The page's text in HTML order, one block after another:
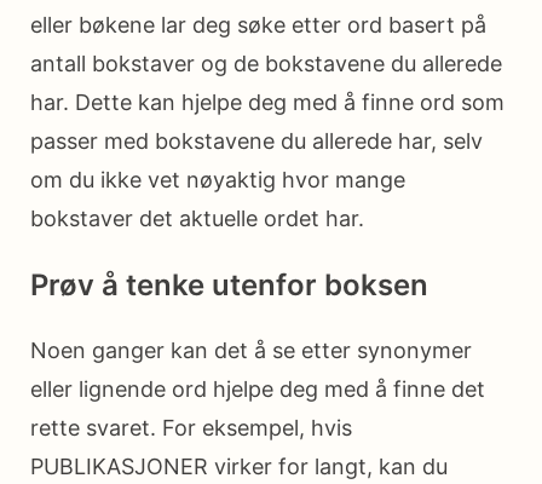
eller bøkene lar deg søke etter ord basert på
antall bokstaver og de bokstavene du allerede
har. Dette kan hjelpe deg med å finne ord som
passer med bokstavene du allerede har, selv
om du ikke vet nøyaktig hvor mange
bokstaver det aktuelle ordet har.
Prøv å tenke utenfor boksen
Noen ganger kan det å se etter synonymer
eller lignende ord hjelpe deg med å finne det
rette svaret. For eksempel, hvis
PUBLIKASJONER virker for langt, kan du